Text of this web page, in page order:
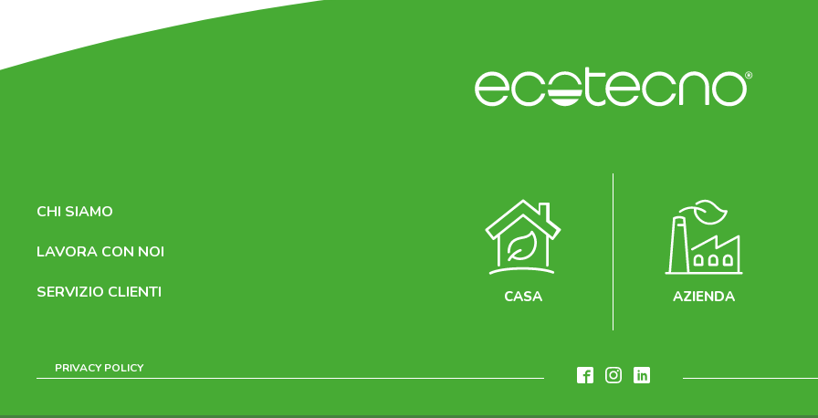
CHI SIAMO
LAVORA CON NOI
SERVIZIO CLIENTI
CASA AZIENDA
PRIVACY POLICY